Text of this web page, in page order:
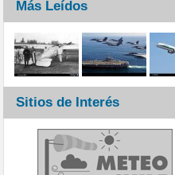
Más Leídos
Sitios de Interés